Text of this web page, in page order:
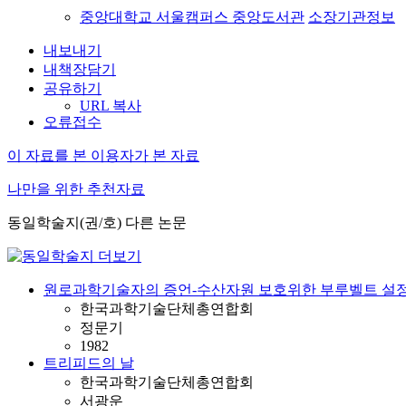
중앙대학교 서울캠퍼스 중앙도서관 소장기관정보
내보내기
내책장담기
공유하기
URL 복사
오류접수
이 자료를 본 이용자가 본 자료
나만을 위한 추천자료
동일학술지(권/호) 다른 논문
원로과학기술자의 증언-수산자원 보호위한 부루벨트 설
한국과학기술단체총연합회
정문기
1982
트리피드의 날
한국과학기술단체총연합회
서광운